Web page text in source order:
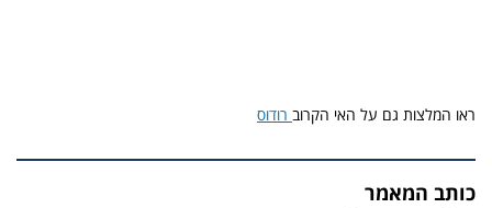
ראו המלצות גם על האי הקרוב רודוס
כותב המאמר